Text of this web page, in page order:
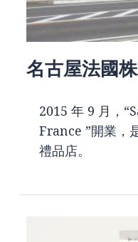
名古屋法國
2015 年 9 月，
France ”開業，
禮品店。